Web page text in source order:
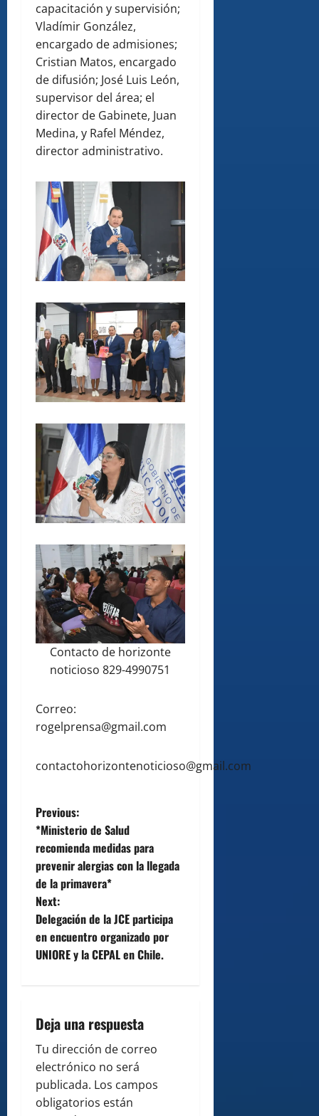
capacitación y supervisión;
Vladímir González,
encargado de admisiones;
Cristian Matos, encargado
de difusión; José Luis León,
supervisor del área; el
director de Gabinete, Juan
Medina, y Rafel Méndez,
director administrativo.
Contacto de horizonte
noticioso 829-4990751
Correo:
rogelprensa@gmail.com
contactohorizontenoticioso@gmail.com
P
o
s
t
n
a
i
g
a
Previous:
*Ministerio de Salud
recomienda medidas para
prevenir alergias con la llegada
de la primavera*
Next:
Delegación de la JCE participa
en encuentro organizado por
UNIORE y la CEPAL en Chile.
Deja una respuesta
Tu dirección de correo
electrónico no será
publicada. Los campos
obligatorios están